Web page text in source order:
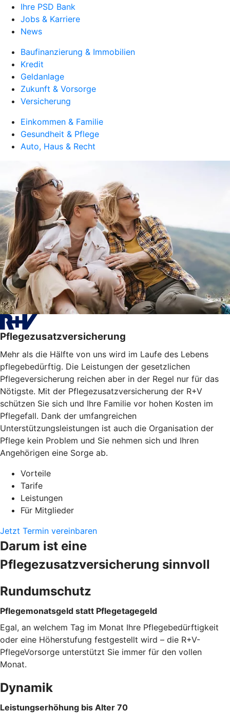
Ihre PSD Bank
Jobs & Karriere
News
Baufinanzierung & Immobilien
Kredit
Geldanlage
Zukunft & Vorsorge
Versicherung
Einkommen & Familie
Gesundheit & Pflege
Auto, Haus & Recht
Pflegezusatzversicherung
Mehr als die Hälfte von uns wird im Laufe des Lebens
pflegebedürftig. Die Leistungen der gesetzlichen
Pflegeversicherung reichen aber in der Regel nur für das
Nötigste. Mit der Pflegezusatzversicherung der R+V
schützen Sie sich und Ihre Familie vor hohen Kosten im
Pflegefall. Dank der umfangreichen
Unterstützungsleistungen ist auch die Organisation der
Pflege kein Problem und Sie nehmen sich und Ihren
Angehörigen eine Sorge ab.
Vorteile
Tarife
Leistungen
Für Mitglieder
Jetzt Termin vereinbaren
Darum ist eine
Pflegezusatzversicherung sinnvoll
Rundumschutz
Pflegemonatsgeld statt Pflegetagegeld
Egal, an welchem Tag im Monat Ihre Pflegebedürftigkeit
oder eine Höherstufung festgestellt wird – die R+V-
PflegeVorsorge unterstützt Sie immer für den vollen
Monat.
Dynamik
Leistungserhöhung bis Alter 70